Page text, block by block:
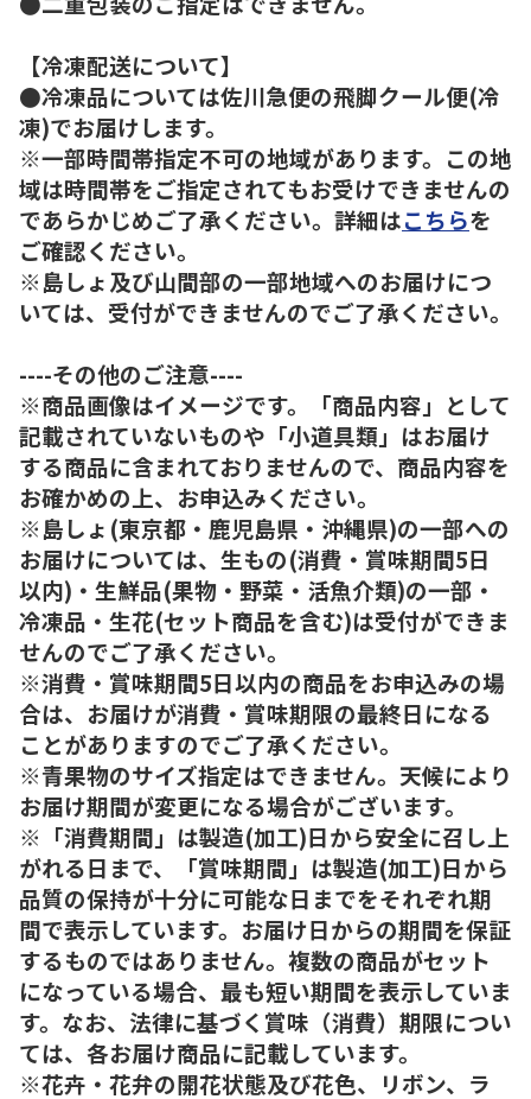
【冷凍配送について】
●冷凍品については佐川急便の飛脚クール便(冷
凍)でお届けします。
※一部時間帯指定不可の地域があります。この地
域は時間帯をご指定されてもお受けできませんの
であらかじめご了承ください。詳細はこちらを
ご確認ください。
※島しょ及び山間部の一部地域へのお届けにつ
いては、受付ができませんのでご了承ください。
----その他のご注意----
※商品画像はイメージです。「商品内容」として
記載されていないものや「小道具類」はお届け
する商品に含まれておりませんので、商品内容を
お確かめの上、お申込みください。
※島しょ(東京都・鹿児島県・沖縄県)の一部への
お届けについては、生もの(消費・賞味期間5日
以内)・生鮮品(果物・野菜・活魚介類)の一部・
冷凍品・生花(セット商品を含む)は受付ができま
せんのでご了承ください。
※消費・賞味期間5日以内の商品をお申込みの場
合は、お届けが消費・賞味期限の最終日になる
ことがありますのでご了承ください。
※青果物のサイズ指定はできません。天候により
お届け期間が変更になる場合がございます。
※「消費期間」は製造(加工)日から安全に召し上
がれる日まで、「賞味期間」は製造(加工)日から
品質の保持が十分に可能な日までをそれぞれ期
間で表示しています。お届け日からの期間を保証
するものではありません。複数の商品がセット
になっている場合、最も短い期間を表示していま
す。なお、法律に基づく賞味（消費）期限につい
ては、各お届け商品に記載しています。
※花卉・花弁の開花状態及び花色、リボン、ラ